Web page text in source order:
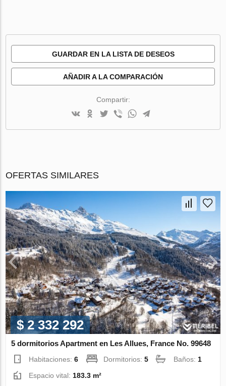
GUARDAR EN LA LISTA DE DESEOS
AÑADIR A LA COMPARACIÓN
Compartir:
OFERTAS SIMILARES
$ 2 332 292
5 dormitorios Apartment en Les Allues, France No. 99648
Habitaciones:6 Dormitorios:5 Baños:1
Espacio vital:183.3 m²